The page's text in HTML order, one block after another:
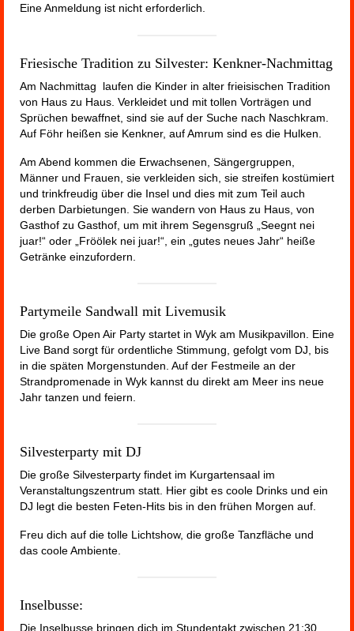
Eine Anmeldung ist nicht erforderlich.
Friesische Tradition zu Silvester: Kenkner-Nachmittag
Am Nachmittag laufen die Kinder in alter frieisischen Tradition
von Haus zu Haus. Verkleidet und mit tollen Vorträgen und
Sprüchen bewaffnet, sind sie auf der Suche nach Naschkram.
Auf Föhr heißen sie Kenkner, auf Amrum sind es die Hulken.
Am Abend kommen die Erwachsenen, Sängergruppen,
Männer und Frauen, sie verkleiden sich, sie streifen kostümiert
und trinkfreudig über die Insel und dies mit zum Teil auch
derben Darbietungen. Sie wandern von Haus zu Haus, von
Gasthof zu Gasthof, um mit ihrem Segensgruß „Seegnt nei
juar!“ oder „Fröölek nei juar!“, ein „gutes neues Jahr“ heiße
Getränke einzufordern.
Partymeile Sandwall mit Livemusik
Die große Open Air Party startet in Wyk am Musikpavillon. Eine
Live Band sorgt für ordentliche Stimmung, gefolgt vom DJ, bis
in die späten Morgenstunden. Auf der Festmeile an der
Strandpromenade in Wyk kannst du direkt am Meer ins neue
Jahr tanzen und feiern.
Silvesterparty mit DJ
Die große Silvesterparty findet im Kurgartensaal im
Veranstaltungszentrum statt. Hier gibt es coole Drinks und ein
DJ legt die besten Feten-Hits bis in den frühen Morgen auf.
Freu dich auf die tolle Lichtshow, die große Tanzfläche und
das coole Ambiente.
Inselbusse:
Die Inselbusse bringen dich im Stundentakt zwischen 21:30